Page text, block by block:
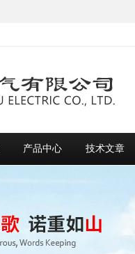
产品中心 技术文章